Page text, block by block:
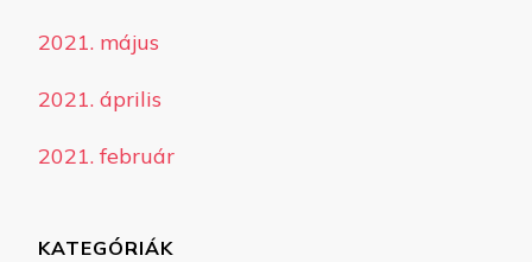
2021. május
2021. április
2021. február
KATEGÓRIÁK